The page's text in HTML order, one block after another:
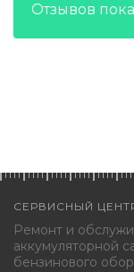
Отзывов
СЕРВИСНЫЙ
Ремонт и
аккумуляторной
бензинового